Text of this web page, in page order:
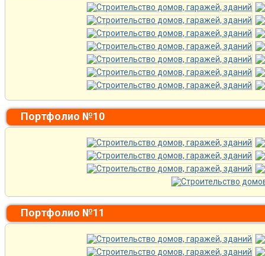
Портфолио №10
Портфолио №11